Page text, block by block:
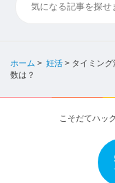
ホーム > 妊活 > タイミン
数は？
こそだてハッ